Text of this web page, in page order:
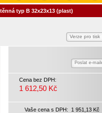
typ B 32x23x13 (plast)
Verze pro tisk
Poslat e-
Cena bez DPH:
1 612,50 Kč
Vaše cena s DPH:
1 951,13 Kč